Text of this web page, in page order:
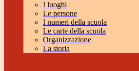
I luoghi
Le persone
I numeri della scuola
Le carte della scuola
Organizzazione
La storia